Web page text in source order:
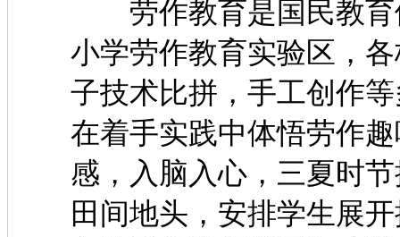
劳作教育是国民教育
小学劳作教育实验区，
子技术比拼，手工
在着手实践中体悟劳作
感，入脑入心，三夏时
田间地头，安排学